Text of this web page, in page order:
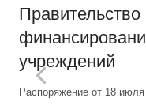
учреждений
Распоряжение от 18